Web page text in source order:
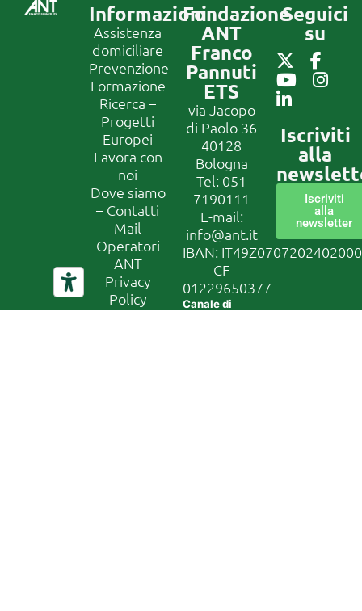
Informazioni
Assistenza
domiciliare
Prevenzione
Formazione
Ricerca –
Progetti
Europei
Lavora con
noi
Dove siamo
– Contatti
Mail
Operatori
ANT
Privacy
Policy
Fondazione
ANT
Franco
Pannuti
ETS
via Jacopo
di Paolo 36
40128
Bologna
Tel: 051
7190111
E-mail:
info@ant.it
IBAN:
CF
01229650377
Canale di
Seguici
su
Iscriviti
alla
Iscriviti
alla
newsletter